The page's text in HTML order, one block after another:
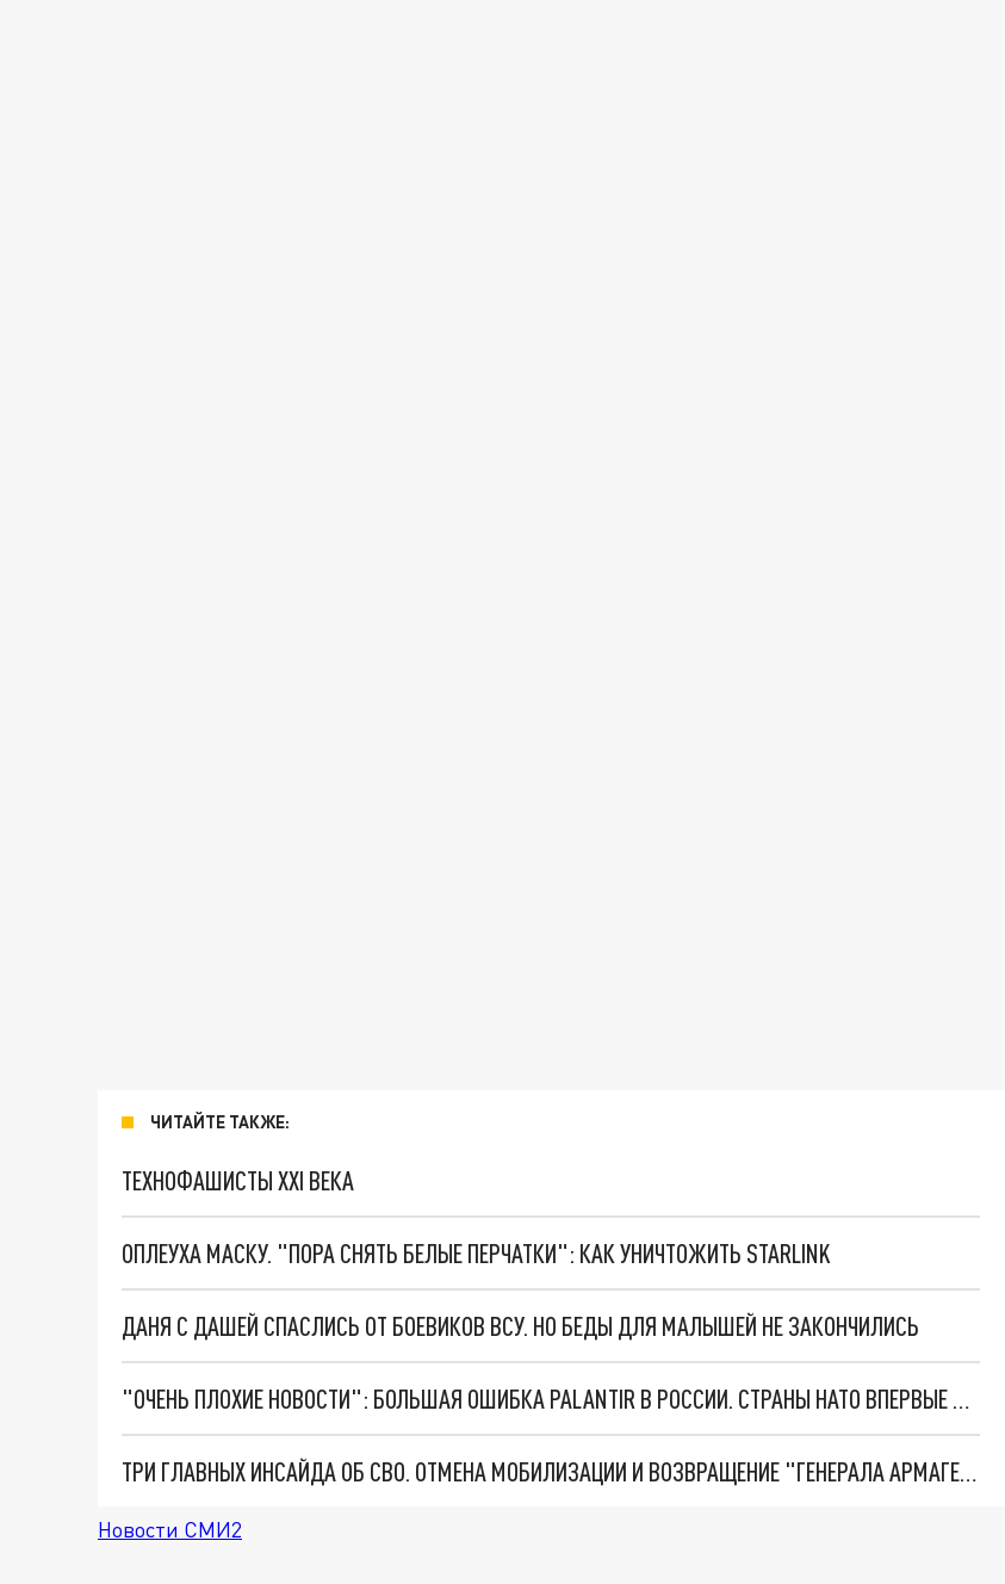
ЧИТАЙТЕ ТАКЖЕ:
ТЕХНОФАШИСТЫ XXI ВЕКА
ОПЛЕУХА МАСКУ. "ПОРА СНЯТЬ БЕЛЫЕ ПЕРЧАТКИ": КАК УНИЧТОЖИТЬ STARLINK
ДАНЯ С ДАШЕЙ СПАСЛИСЬ ОТ БОЕВИКОВ ВСУ. НО БЕДЫ ДЛЯ МАЛЫШЕЙ НЕ ЗАКОНЧИЛИСЬ
"ОЧЕНЬ ПЛОХИЕ НОВОСТИ": БОЛЬШАЯ ОШИБКА PALANTIR В РОССИИ. СТРАНЫ НАТО ВПЕРВЫЕ ЗА СВО ОСТАНОВИЛИ ПОСТАВКИ ОРУЖИЯ. ВСУ ТЕРЯЮТ ПРИГРАНИЧЬЕ?
ТРИ ГЛАВНЫХ ИНСАЙДА ОБ СВО. ОТМЕНА МОБИЛИЗАЦИИ И ВОЗВРАЩЕНИЕ "ГЕНЕРАЛА АРМАГЕДДОНА"? ОТЛИЧНЫЕ НОВОСТИ, КОТОРЫЕ ЖДАЛИ ВСЕ
Новости СМИ2